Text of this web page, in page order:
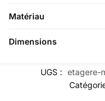
Matériau
Dimensions
UGS : etagere-